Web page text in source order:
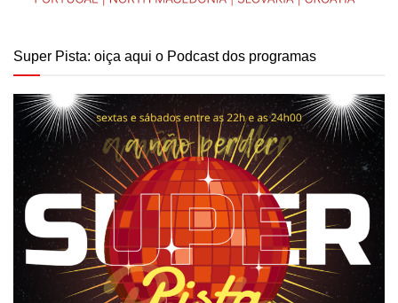
Super Pista: oiça aqui o Podcast dos programas